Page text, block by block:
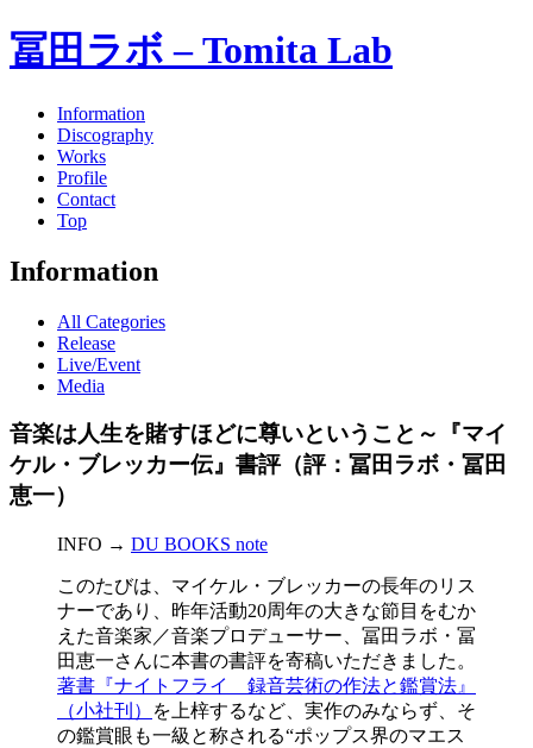
冨田ラボ – Tomita Lab
Information
Discography
Works
Profile
Contact
Top
Information
All Categories
Release
Live/Event
Media
音楽は人生を賭すほどに尊いということ～『マイ
ケル・ブレッカー伝』書評（評：冨田ラボ・冨田
恵一）
INFO → DU BOOKS note
このたびは、マイケル・ブレッカーの長年のリス
ナーであり、昨年活動20周年の大きな節目をむか
えた音楽家／音楽プロデューサー、冨田ラボ・冨
田恵一さんに本書の書評を寄稿いただきました。
著書『ナイトフライ 録音芸術の作法と鑑賞法』
（小社刊）
を上梓するなど、実作のみならず、そ
の鑑賞眼も一級と称される“ポップス界のマエス